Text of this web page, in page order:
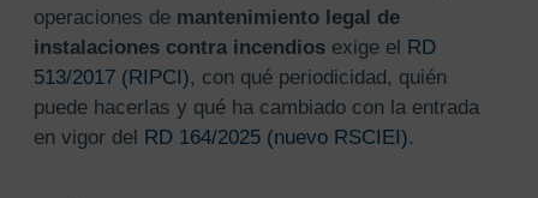
operaciones de mantenimiento legal de
instalaciones contra incendiosexige el RD
513/2017 (RIPCI), con qué periodicidad, quién
puede hacerlas y qué ha cambiado con la entrada
en vigor del RD 164/2025 (nuevo RSCIEI).